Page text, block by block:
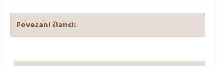
Povezani članci: